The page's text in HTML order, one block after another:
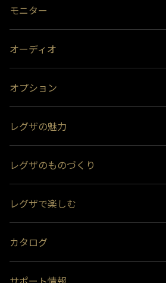
モニター
オーディオ
オプション
レグザの魅力
レグザのものづくり
受賞履歴
おすすめ番組
レグザで楽しむ
カタログ